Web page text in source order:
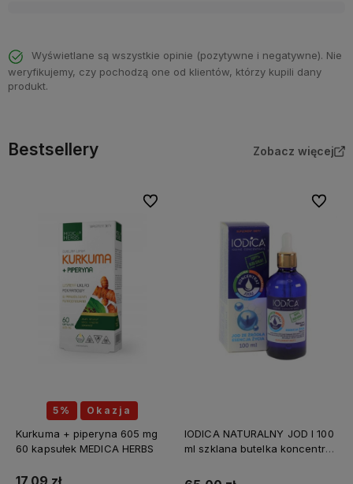
Wyświetlane są wszystkie opinie (pozytywne i negatywne). Nie
weryfikujemy, czy pochodzą one od klientów, którzy kupili dany
produkt.
Bestsellery Zobacz więcej
5% Okazja
Kurkuma + piperyna 605 mg
60 kapsułek MEDICA HERBS
Do ulubionych
IODICA NATURALNY JOD I 100
ml szklana butelka koncentrat
Do